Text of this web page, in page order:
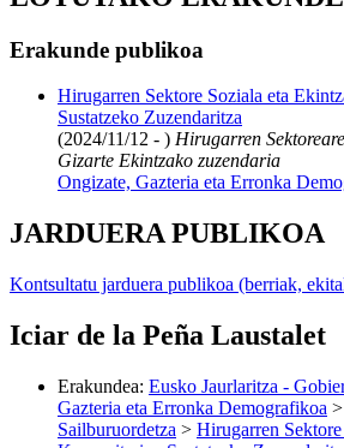
Erakunde publikoa
Hirugarren Sektore Soziala eta
Sustatzeko Zuzendaritza
(2024/11/12 - ) Hirugarren
Gizarte Ekintzako zuzendaria
Ongizate, Gazteria eta Erronka
JARDUERA PUBLIKOA
Kontsultatu jarduera publikoa (berriak,
Iciar de la Peña Laustalet
Erakundea: Eusko Jaurlaritza -
Gazteria eta Erronka Demografikoa >
Sailburuordetza > Hirugarren